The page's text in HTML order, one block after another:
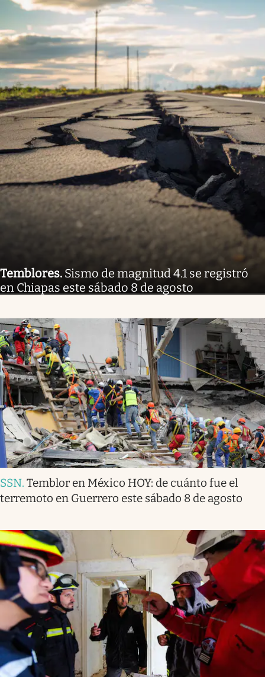
Temblores. Sismo de magnitud 4.1 se registró
en Chiapas este sábado 8 de agosto
SSN. Temblor en México HOY: de cuánto fue el
terremoto en Guerrero este sábado 8 de agosto